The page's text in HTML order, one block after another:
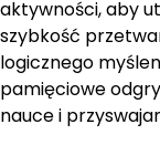
aktywności, aby
szybkość
logicznego
pamięciowe
nauce i